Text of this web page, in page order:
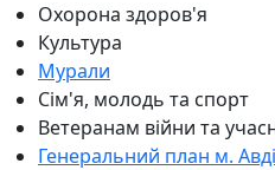
Охорона здоров'я
Культура
Мурали
Сім'я, молодь та спорт
Ветеранам війни та
Генеральний план м.